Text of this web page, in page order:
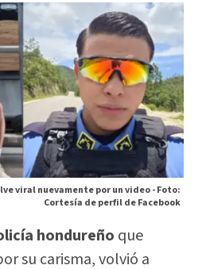
viral nuevamente por un video -Foto:
Cortesía de perfil de Facebook
hondureño que
su carisma, volvió a